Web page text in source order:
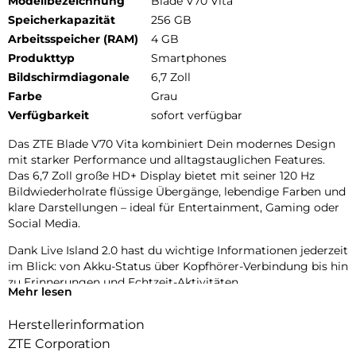
Speicherkapazität
256 GB
Arbeitsspeicher (RAM)
4 GB
Produkttyp
Smartphones
Bildschirmdiagonale
6,7 Zoll
Farbe
Grau
Verfügbarkeit
sofort verfügbar
Das ZTE Blade V70 Vita kombiniert Dein modernes Design
mit starker Performance und alltagstauglichen Features.
Das 6,7 Zoll große HD+ Display bietet mit seiner 120 Hz
Bildwiederholrate flüssige Übergänge, lebendige Farben und
klare Darstellungen – ideal für Entertainment, Gaming oder
Social Media.
Dank Live Island 2.0 hast du wichtige Informationen jederzeit
im Blick: von Akku-Status über Kopfhörer-Verbindung bis hin
zu Erinnerungen und Echtzeit-Aktivitäten.
Das Blade V70 Vita überzeugt mit elegantem Sky-Mirror-
Glas oder edler Leder-Textur. Beide Varianten sind nicht nur
Mehr lesen
Herstellerinformation
ZTE Corporation